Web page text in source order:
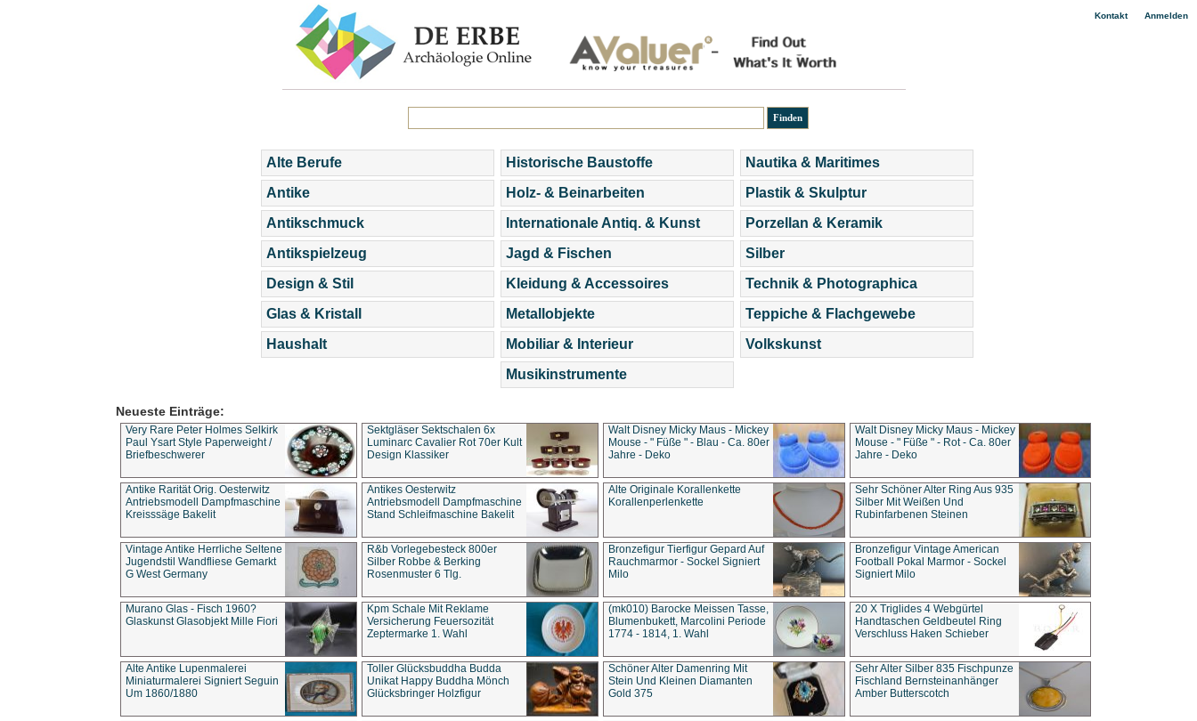
Kontakt| Anmelden
Alte Berufe
Antike
Antikschmuck
Antikspielzeug
Design & Stil
Glas & Kristall
Haushalt
Historische Baustoffe
Holz- & Beinarbeiten
Internationale Antiq. & Kunst
Jagd & Fischen
Kleidung & Accessoires
Metallobjekte
Mobiliar & Interieur
Musikinstrumente
Nautika & Maritimes
Plastik & Skulptur
Porzellan & Keramik
Silber
Technik & Photographica
Teppiche & Flachgewebe
Volkskunst
Neueste Einträge:
Very Rare Peter Holmes Selkirk
Paul Ysart Style Paperweight /
Briefbeschwerer
Sektgläser Sektschalen 6x
Luminarc Cavalier Rot 70er Kult
Design Klassiker
Walt Disney Micky Maus - Mickey
Mouse - " Füße " - Blau - Ca. 80er
Jahre - Deko
Walt Disney Micky Maus - Mickey
Mouse - " Füße " - Rot - Ca. 80er
Jahre - Deko
Antike Rarität Orig. Oesterwitz
Antriebsmodell Dampfmaschine
Kreisssäge Bakelit
Antikes Oesterwitz
Antriebsmodell Dampfmaschine
Stand Schleifmaschine Bakelit
Alte Originale Korallenkette
Korallenperlenkette
Sehr Schöner Alter Ring Aus 935
Silber Mit Weißen Und
Rubinfarbenen Steinen
Vintage Antike Herrliche Seltene
Jugendstil Wandfliese Gemarkt
G West Germany
R&b Vorlegebesteck 800er
Silber Robbe & Berking
Rosenmuster 6 Tlg.
Bronzefigur Tierfigur Gepard Auf
Rauchmarmor - Sockel Signiert
Milo
Bronzefigur Vintage American
Football Pokal Marmor - Sockel
Signiert Milo
Murano Glas - Fisch 1960?
Glaskunst Glasobjekt Mille Fiori
Kpm Schale Mit Reklame
Versicherung Feuersozität
Zeptermarke 1. Wahl
(mk010) Barocke Meissen Tasse,
Blumenbukett, Marcolini Periode
1774 - 1814, 1. Wahl
20 X Triglides 4 Webgürtel
Handtaschen Geldbeutel Ring
Verschluss Haken Schieber
Alte Antike Lupenmalerei
Miniaturmalerei Signiert Seguin
Um 1860/1880
Toller Glücksbuddha Budda
Unikat Happy Buddha Mönch
Glücksbringer Holzfigur
Schöner Alter Damenring Mit
Stein Und Kleinen Diamanten
Gold 375
Sehr Alter Silber 835 Fischpunze
Fischland Bernsteinanhänger
Amber Butterscotch